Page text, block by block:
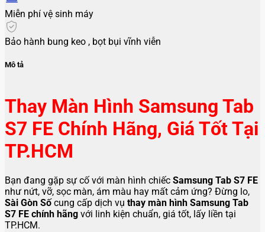
Miễn phí vệ sinh máy
Bảo hành bung keo , bọt bụi vĩnh viễn
Mô tả
Thay Màn Hình Samsung Tab
S7 FE Chính Hãng, Giá Tốt Tại
TP.HCM
Bạn đang gặp sự cố với màn hình chiếc Samsung Tab S7 FE
như nứt, vỡ, sọc màn, ám màu hay mất cảm ứng? Đừng lo,
Sài Gòn Sốcung cấp dịch vụ thay màn hình Samsung Tab
S7 FE chính hãng với linh kiện chuẩn, giá tốt, lấy liền tại
TP.HCM.